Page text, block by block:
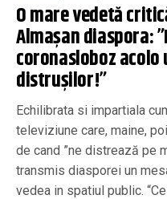
O mare vedetă
Almașan diaspora:
coronasloboz
distrușilor!”
Echilibrata si impartiala
televiziune care, maine,
de cand ”ne distrează pe
transmis diasporei un
vedea in spatiul public.